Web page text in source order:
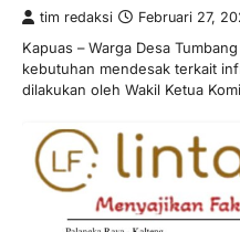
tim redaksi Februari 27,
Kapuas – Warga Desa
kebutuhan mendesak terkait
dilakukan oleh Wakil Ketua